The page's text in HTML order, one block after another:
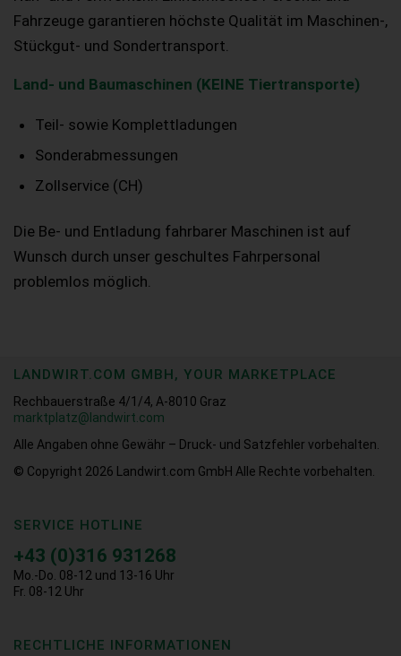
Fahrzeuge garantieren höchste Qualität im Maschinen-,
Stückgut- und Sondertransport.
Land- und Baumaschinen (KEINE Tiertransporte)
Teil- sowie Komplettladungen
Sonderabmessungen
Zollservice (CH)
Die Be- und Entladung fahrbarer Maschinen ist auf
Wunsch durch unser geschultes Fahrpersonal
problemlos möglich.
LANDWIRT.COM GMBH, YOUR MARKETPLACE
Rechbauerstraße 4/1/4, A-8010 Graz
marktplatz@landwirt.com
Alle Angaben ohne Gewähr – Druck- und Satzfehler vorbehalten.
© Copyright 2026
Landwirt.com GmbH Alle Rechte vorbehalten.
SERVICE HOTLINE
+43 (0)316 931268
Mo.-Do. 08-12 und 13-16 Uhr
Fr. 08-12 Uhr
RECHTLICHE INFORMATIONEN